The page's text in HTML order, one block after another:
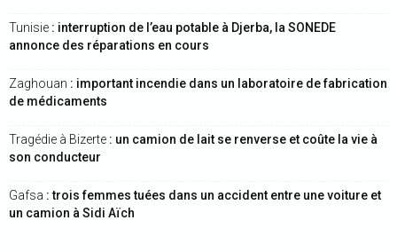
Tunisie : interruption de l’eau potable à Djerba, la SONEDE
annonce des réparations en cours
Zaghouan : important incendie dans un laboratoire de fabrication
de médicaments
Tragédie à Bizerte : un camion de lait se renverse et coûte la vie à
son conducteur
Gafsa : trois femmes tuées dans un accident entre une voiture et
un camion à Sidi Aïch